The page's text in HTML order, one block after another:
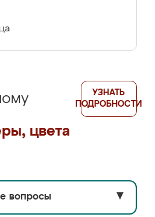
цвета
УЗНАТЬ
ПОДРОБНОСТИ
вопросы ▼